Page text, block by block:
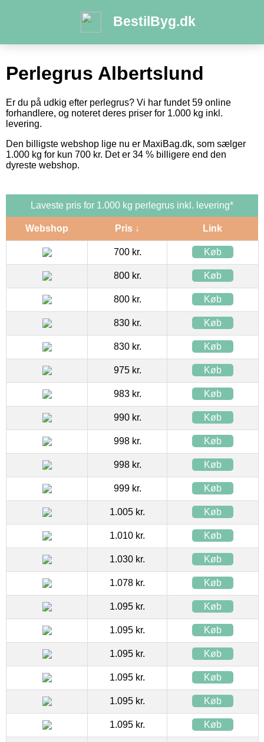
BestilByg.dk
Perlegrus Albertslund
Er du på udkig efter perlegrus? Vi har fundet 59 online
forhandlere, og noteret deres priser for 1.000 kg inkl.
levering.
Den billigste webshop lige nu er MaxiBag.dk, som sælger
1.000 kg for kun 700 kr. Det er 34 % billigere end den
dyreste webshop.
Laveste pris for 1.000 kg perlegrus inkl. levering*
Webshop Pris ↓ Link
700 kr. Køb
800 kr. Køb
800 kr. Køb
830 kr. Køb
830 kr. Køb
975 kr. Køb
983 kr. Køb
990 kr. Køb
998 kr. Køb
998 kr. Køb
999 kr. Køb
1.005 kr. Køb
1.010 kr. Køb
1.030 kr. Køb
1.078 kr. Køb
1.095 kr. Køb
1.095 kr. Køb
1.095 kr. Køb
1.095 kr. Køb
1.095 kr. Køb
1.095 kr. Køb